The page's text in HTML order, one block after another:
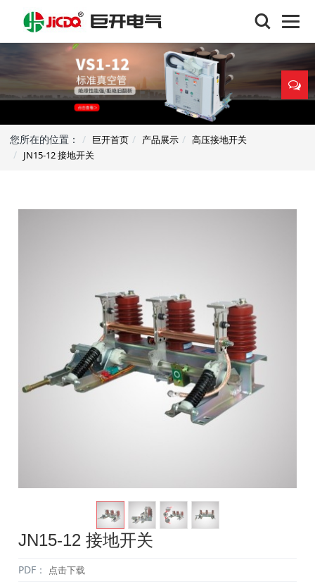
您所在的位置： 巨开首页 产品展示
高压接地开关
JN15-12 接地开关
JN15-12 接地开关
PDF： 点击下载